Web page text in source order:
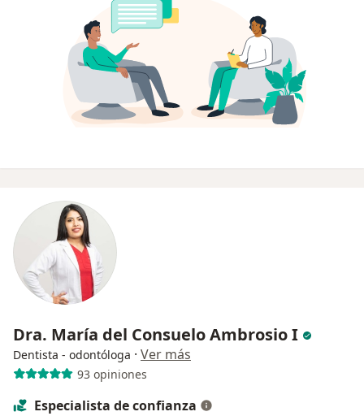
Dra. María del Consuelo Ambrosio I
Dentista - odontóloga · Ver más
93 opiniones
Especialista de confianza